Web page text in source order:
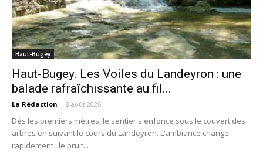
Haut-Bugey
Haut-Bugey. Les Voiles du Landeyron : une
balade rafraîchissante au fil...
La Rédaction - 8 août 2026
Dès les premiers mètres, le sentier s'enfonce sous le couvert des
arbres en suivant le cours du Landeyron. L'ambiance change
rapidement : le bruit...